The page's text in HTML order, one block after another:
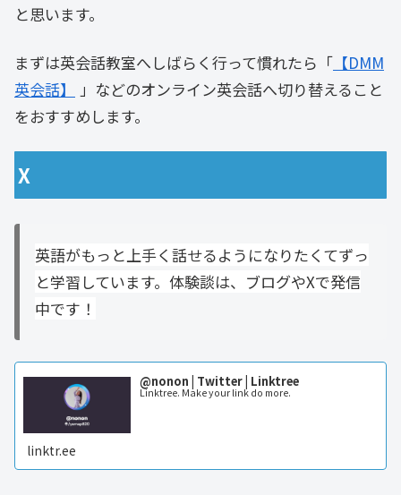
と思います。
まずは英会話教室へしばらく行って慣れたら「 【DMM
英会話】
」などのオンライン英会話へ切り替えること
をおすすめします。
X
英語がもっと上手く話せるようになりたくてずっ
と学習しています。体験談は、ブログやXで発信
中です！
@nonon | Twitter | Linktree
Linktree. Make your link do more.
linktr.ee